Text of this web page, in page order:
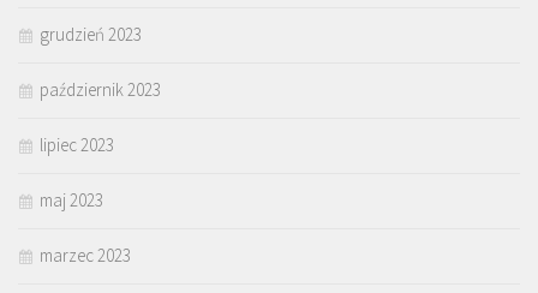
grudzień 2023
październik 2023
lipiec 2023
maj 2023
marzec 2023